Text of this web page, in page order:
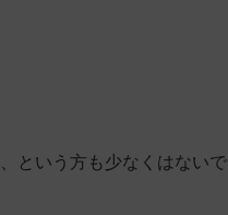
という方も少なくはないで